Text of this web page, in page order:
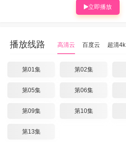
立即播放
播放线路 高清云 百度云 超清4k
第01集 第02集
第05集 第06集
第09集 第10集
第13集